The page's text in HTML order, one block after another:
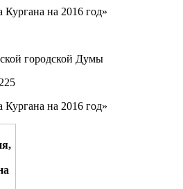
на 2016 год»
городской Думы
на 2016 год»